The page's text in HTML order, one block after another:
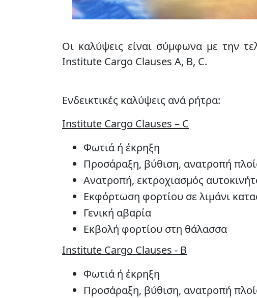
Οι καλύψεις είναι σύμφωνα με την
Institute Cargo Clauses A, B, C.
Ενδεικτικές καλύψεις ανά ρήτρα:
Institute Cargo Clauses – C
Φωτιά ή έκρηξη
Προσάραξη, βύθιση, ανατροπή
Ανατροπή, εκτροχιασμός
Εκφόρτωση φορτίου σε λιμάνι
Γενική αβαρία
Εκβολή φορτίου στη θάλασσα
Institute Cargo Clauses - B
Φωτιά ή έκρηξη
Προσάραξη, βύθιση, ανατροπή